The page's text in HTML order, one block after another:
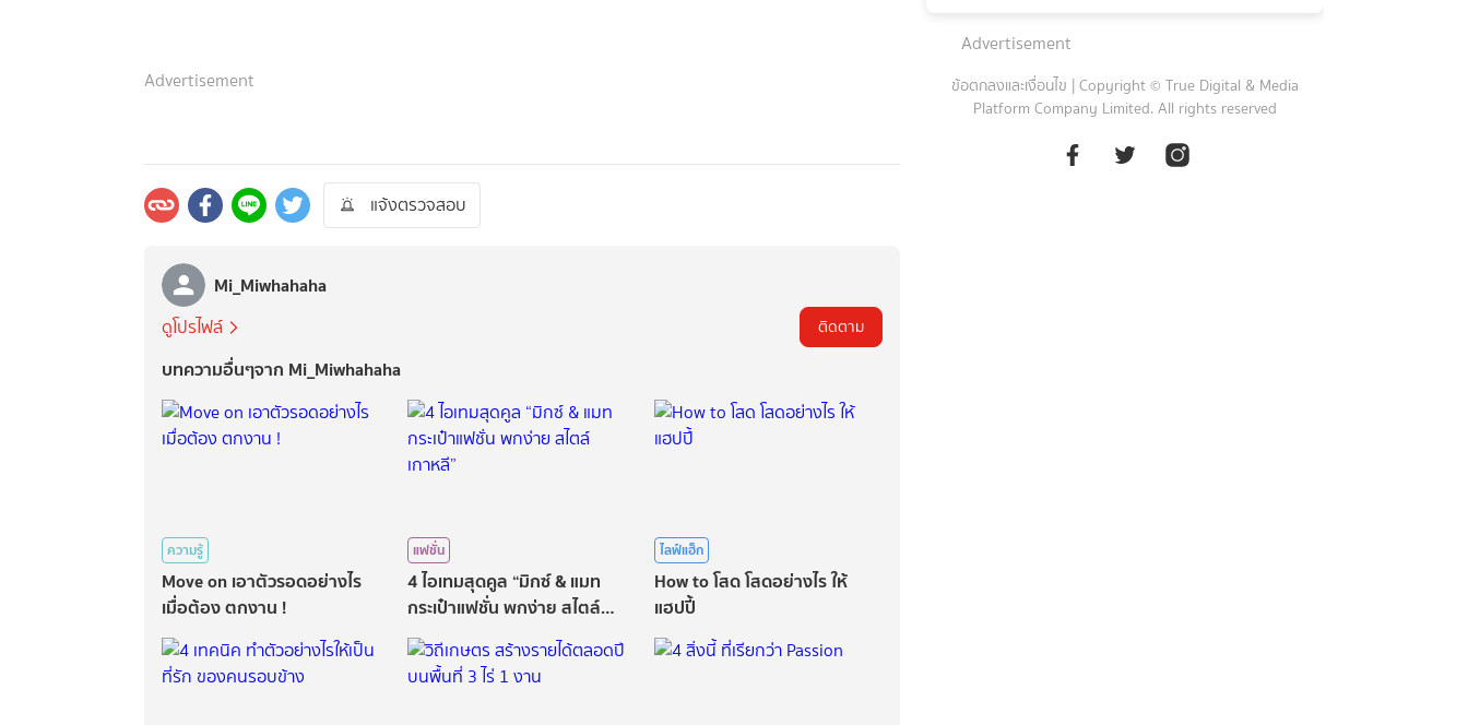
Advertisement
แจ้งตรวจสอบ
Mi_Miwhahaha
ดูโปรไฟล์ ติดตาม
บทความอื่นๆจาก Mi_Miwhahaha
ความรู้
Move on เอาตัวรอดอย่างไร
เมื่อต้อง ตกงาน !
แฟชั่น
4 ไอเทมสุดคูล “มิกซ์ & แมท
กระเป๋าแฟชั่น พกง่าย สไตล์
เกาหลี”
ไลฟ์แฮ็ก
How to โสด โสดอย่างไร ให้
แฮปปี้
Advertisement
ข้อตกลงและเงื่อนไข | Copyright © True Digital & Media
Platform Company Limited. All rights reserved